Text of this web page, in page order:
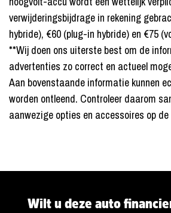
verwijderingsbijdrage in rekening
hybride), €60 (plug-in hybride) en €75
**Wij doen ons uiterste best om de
advertenties zo correct en actueel
Aan bovenstaande informatie kunnen
worden ontleend. Controleer daarom
aanwezige opties en accessoires op
Wilt u deze auto